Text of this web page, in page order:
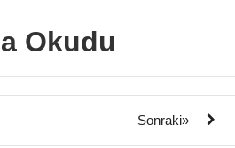
Okudu
Sonraki»